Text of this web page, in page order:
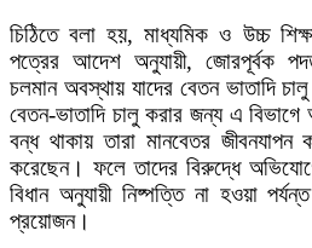
চিঠিতে বলা হয়, মাধ্যমিক ও উচ্চ
পত্রের আদেশ অনুযায়ী, জোরপূর্বক
চলমান অবস্থায় যাদের বেতন ভাতাদি
বেতন-ভাতাদি চালু করার জন্য এ
বন্ধ থাকায় তারা মানবেতর
করেছেন। ফলে তাদের বিরুদ্ধে
বিধান অনুযায়ী নিষ্পত্তি না হওয়া
প্রয়োজন।